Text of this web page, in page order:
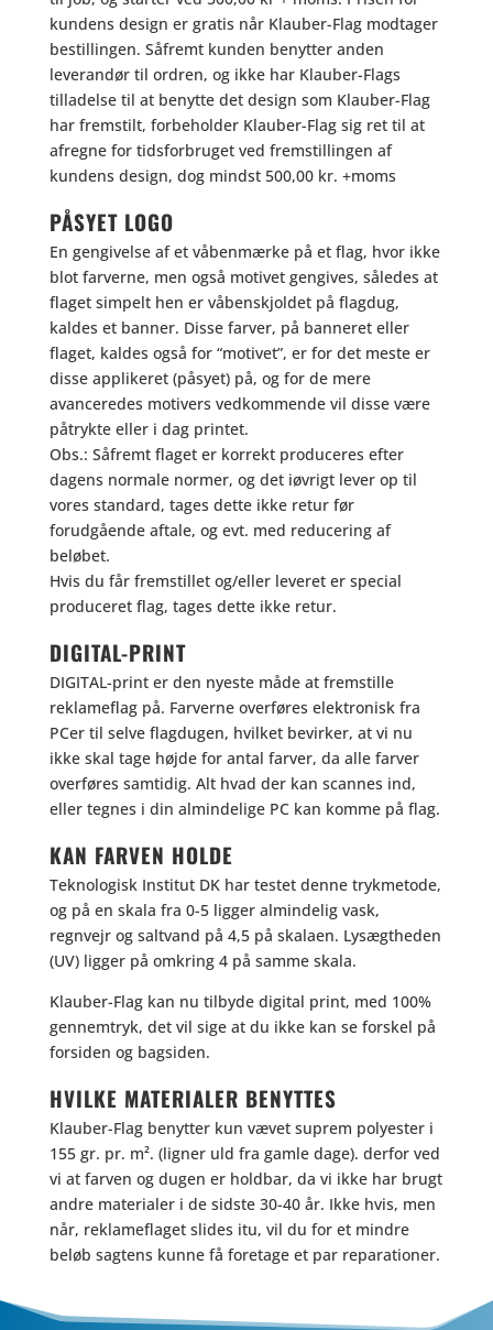
kundens design er gratis når Klauber-Flag modtager
bestillingen. Såfremt kunden benytter anden
leverandør til ordren, og ikke har Klauber-Flags
tilladelse til at benytte det design som Klauber-Flag
har fremstilt, forbeholder Klauber-Flag sig ret til at
afregne for tidsforbruget ved fremstillingen af
kundens design, dog mindst 500,00 kr. +moms
PÅSYET LOGO
En gengivelse af et våbenmærke på et flag, hvor ikke
blot farverne, men også motivet gengives, således at
flaget simpelt hen er våbenskjoldet på flagdug,
kaldes et banner. Disse farver, på banneret eller
flaget, kaldes også for “motivet”, er for det meste er
disse applikeret (påsyet) på, og for de mere
avanceredes motivers vedkommende vil disse være
påtrykte eller i dag printet.
Obs.: Såfremt flaget er korrekt produceres efter
dagens normale normer, og det iøvrigt lever op til
vores standard, tages dette ikke retur før
forudgående aftale, og evt. med reducering af
beløbet.
Hvis du får fremstillet og/eller leveret er special
produceret flag, tages dette ikke retur.
DIGITAL-PRINT
DIGITAL-print er den nyeste måde at fremstille
reklameflag på. Farverne overføres elektronisk fra
PCer til selve flagdugen, hvilket bevirker, at vi nu
ikke skal tage højde for antal farver, da alle farver
overføres samtidig. Alt hvad der kan scannes ind,
eller tegnes i din almindelige PC kan komme på flag.
KAN FARVEN HOLDE
Teknologisk Institut DK har testet denne trykmetode,
og på en skala fra 0-5 ligger almindelig vask,
regnvejr og saltvand på 4,5 på skalaen. Lysægtheden
(UV) ligger på omkring 4 på samme skala.
Klauber-Flag kan nu tilbyde digital print, med 100%
gennemtryk, det vil sige at du ikke kan se forskel på
forsiden og bagsiden.
HVILKE MATERIALER BENYTTES
Klauber-Flag benytter kun vævet suprem polyester i
155 gr. pr. m². (ligner uld fra gamle dage). derfor ved
vi at farven og dugen er holdbar, da vi ikke har brugt
andre materialer i de sidste 30-40 år. Ikke hvis, men
når, reklameflaget slides itu, vil du for et mindre
beløb sagtens kunne få foretage et par reparationer.